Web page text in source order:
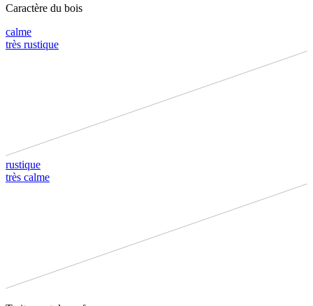
Caractère du bois
calme
très rustique
rustique
très calme